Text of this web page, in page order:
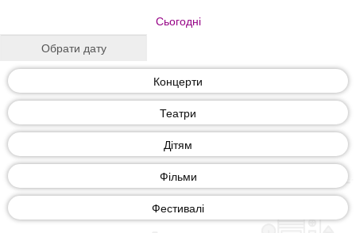
Сьогодні
Концерти
Театри
Дітям
Фільми
Фестивалі